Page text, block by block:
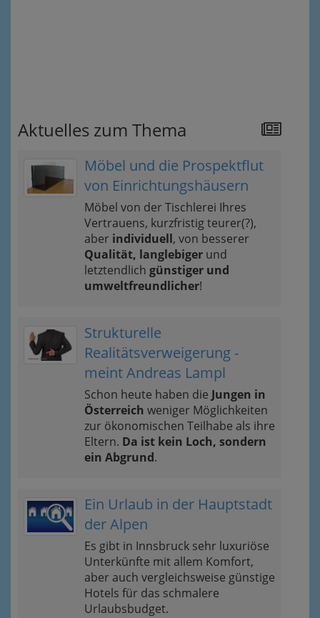
Aktuelles zum Thema
Möbel und die Prospektflut
von Einrichtungshäusern
Möbel von der Tischlerei Ihres
Vertrauens, kurzfristig teurer(?),
aber individuell, von besserer
Qualität, langlebiger und
letztendlich günstiger und
umweltfreundlicher!
Strukturelle
Realitätsverweigerung -
meint Andreas Lampl
Schon heute haben die Jungen in
Österreich weniger Möglichkeiten
zur ökonomischen Teilhabe als ihre
Eltern. Da ist kein Loch, sondern
ein Abgrund.
Ein Urlaub in der Hauptstadt
der Alpen
Es gibt in Innsbruck sehr luxuriöse
Unterkünfte mit allem Komfort,
aber auch vergleichsweise günstige
Hotels für das schmalere
Urlaubsbudget.